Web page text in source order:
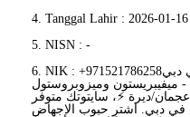
4. Tanggal Lahir : 2026-01-16
5. NISN : -
6. NIK : +971521786258حبوب إجهاض آمنة في دبي
أبوظبي - ميفيبريستون وميزوبروستول
الفجيرة/عجمان/ديرة ⚡، سايتوتك متوفر
دبي. اشترِ حبوب الإجهاض